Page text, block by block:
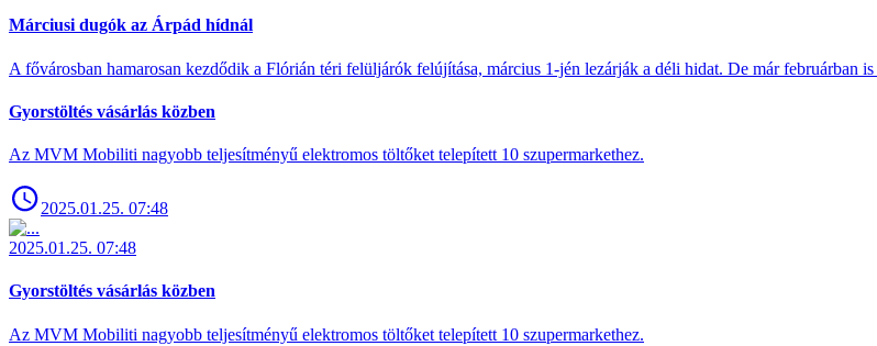
Márciusi dugók az Árpád hídnál
A fővárosban hamarosan kezdődik a Flórián téri felüljárók felújítása, március 1-jén lezárják a déli hidat. De már februárban
Gyorstöltés vásárlás közben
Az MVM Mobiliti nagyobb teljesítményű elektromos töltőket telepített 10 szupermarkethez.
2025.01.25. 07:48
2025.01.25. 07:48
Gyorstöltés vásárlás közben
Az MVM Mobiliti nagyobb teljesítményű elektromos töltőket telepített 10 szupermarkethez.